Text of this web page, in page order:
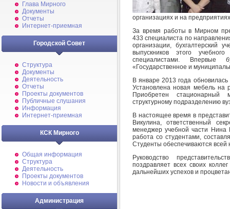
Глава Мирного
Документы
Отчеты
Интернет-приемная
Городской Совет
Структура
Документы
Деятельность
Отчеты
Проекты документов
Публичные слушания
Информация
Интернет-приемная
КСК Мирного
Общая информация
Структура
Деятельность
Проекты документов
Новости и объявления
Администрация
организациях и на
За время работы в Мирном
433 специалиста по
организации, бухгалтерский
выпускников этого
специалистами. Впервые
«Государственное и
В январе 2013 года обновилась
Установлена новая мебель на
Приобретен стационарный
структурному подразделению
В настоящее время в
Викулина, ответственный
менеджер учебной части Нина
работа со студентами,
Студенты обеспечиваются всей
Руководство
поздравляет всех своих
дальнейших успехов и